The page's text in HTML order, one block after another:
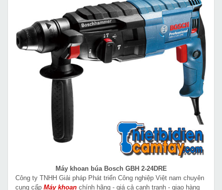
Máy khoan búa Bosch GBH 2-24DRE
Công ty TNHH Giải pháp Phát triển Công nghiệp Việt nam chuyên
cung cấp Máy khoan chính hãng - giá cả cạnh tranh - giao hàng